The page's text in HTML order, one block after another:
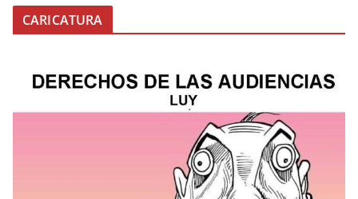
CARICATURA